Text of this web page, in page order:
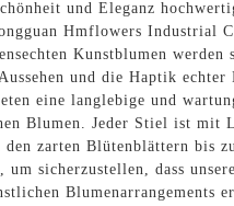
und Eleganz
Hmflowers Industrial
Kunstblumen werden
und die Haptik echter
eine langlebige und
Blumen. Jeder Stiel ist mit
zarten Blütenblättern bis
um sicherzustellen, dass
Blumenarrangements